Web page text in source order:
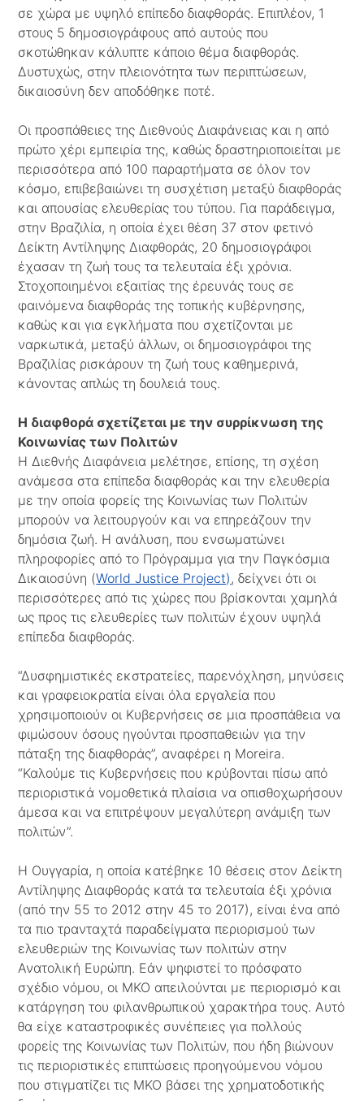
σε χώρα με υψηλό επίπεδο διαφθοράς. Επιπλέον, 1
στους 5 δημοσιογράφους από αυτούς που
σκοτώθηκαν κάλυπτε κάποιο θέμα διαφθοράς.
Δυστυχώς, στην πλειονότητα των περιπτώσεων,
δικαιοσύνη δεν αποδόθηκε ποτέ.
Οι προσπάθειες της Διεθνούς Διαφάνειας και η από
πρώτο χέρι εμπειρία της, καθώς δραστηριοποιείται με
περισσότερα από 100 παραρτήματα σε όλον τον
κόσμο, επιβεβαιώνει τη συσχέτιση μεταξύ διαφθοράς
και απουσίας ελευθερίας του τύπου. Για παράδειγμα,
στην Βραζιλία, η οποία έχει θέση 37 στον φετινό
Δείκτη Αντίληψης Διαφθοράς, 20 δημοσιογράφοι
έχασαν τη ζωή τους τα τελευταία έξι χρόνια.
Στοχοποιημένοι εξαιτίας της έρευνάς τους σε
φαινόμενα διαφθοράς της τοπικής κυβέρνησης,
καθώς και για εγκλήματα που σχετίζονται με
ναρκωτικά, μεταξύ άλλων, οι δημοσιογράφοι της
Βραζιλίας ρισκάρουν τη ζωή τους καθημερινά,
κάνοντας απλώς τη δουλειά τους.
Η διαφθορά σχετίζεται με την συρρίκνωση της
Κοινωνίας των Πολιτών
Η Διεθνής Διαφάνεια μελέτησε, επίσης, τη σχέση
ανάμεσα στα επίπεδα διαφθοράς και την ελευθερία
με την οποία φορείς της Κοινωνίας των Πολιτών
μπορούν να λειτουργούν και να επηρεάζουν την
δημόσια ζωή. Η ανάλυση, που ενσωματώνει
πληροφορίες από το Πρόγραμμα για την Παγκόσμια
Δικαιοσύνη (World Justice Project) , δείχνει ότι οι
περισσότερες από τις χώρες που βρίσκονται χαμηλά
ως προς τις ελευθερίες των πολιτών έχουν υψηλά
επίπεδα διαφθοράς.
“Δυσφημιστικές εκστρατείες, παρενόχληση, μηνύσεις
και γραφειοκρατία είναι όλα εργαλεία που
χρησιμοποιούν οι Κυβερνήσεις σε μια προσπάθεια να
φιμώσουν όσους ηγούνται προσπαθειών για την
πάταξη της διαφθοράς”, αναφέρει η Moreira.
“Καλούμε τις Κυβερνήσεις που κρύβονται πίσω από
περιοριστικά νομοθετικά πλαίσια να οπισθοχωρήσουν
άμεσα και να επιτρέψουν μεγαλύτερη ανάμιξη των
πολιτών”.
Η Ουγγαρία, η οποία κατέβηκε 10 θέσεις στον Δείκτη
Αντίληψης Διαφθοράς κατά τα τελευταία έξι χρόνια
(από την 55 το 2012 στην 45 το 2017), είναι ένα από
τα πιο τρανταχτά παραδείγματα περιορισμού των
ελευθεριών της Κοινωνίας των πολιτών στην
Ανατολική Ευρώπη. Εάν ψηφιστεί το πρόσφατο
σχέδιο νόμου, οι ΜΚΟ απειλούνται με περιορισμό και
κατάργηση του φιλανθρωπικού χαρακτήρα τους. Αυτό
θα είχε καταστροφικές συνέπειες για πολλούς
φορείς της Κοινωνίας των Πολιτών, που ήδη βιώνουν
τις περιοριστικές επιπτώσεις προηγούμενου νόμου
που στιγματίζει τις ΜΚΟ βάσει της χρηματοδοτικής